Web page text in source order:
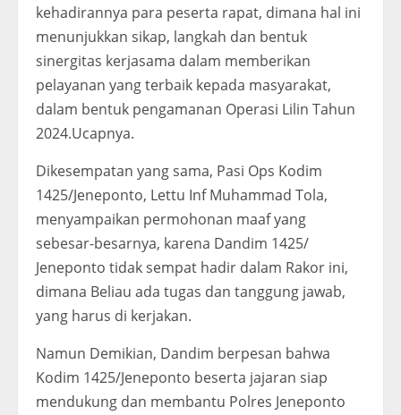
kehadirannya para peserta rapat, dimana hal ini
menunjukkan sikap, langkah dan bentuk
sinergitas kerjasama dalam memberikan
pelayanan yang terbaik kepada masyarakat,
dalam bentuk pengamanan Operasi Lilin Tahun
2024.Ucapnya.
Dikesempatan yang sama, Pasi Ops Kodim
1425/Jeneponto, Lettu Inf Muhammad Tola,
menyampaikan permohonan maaf yang
sebesar-besarnya, karena Dandim 1425/
Jeneponto tidak sempat hadir dalam Rakor ini,
dimana Beliau ada tugas dan tanggung jawab,
yang harus di kerjakan.
Namun Demikian, Dandim berpesan bahwa
Kodim 1425/Jeneponto beserta jajaran siap
mendukung dan membantu Polres Jeneponto